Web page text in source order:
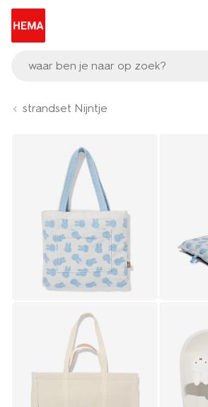
waar ben je naar op zoek?
strandset Nijntje
Product-